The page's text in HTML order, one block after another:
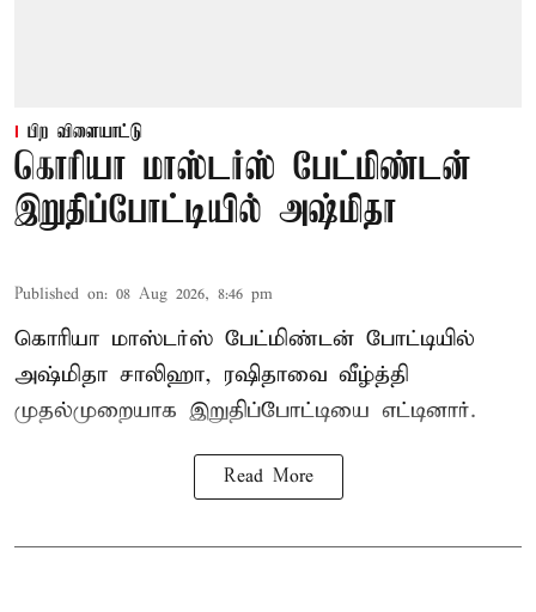
பிற விளையாட்டு
கொரியா மாஸ்டர்ஸ் பேட்மிண்டன்
இறுதிப்போட்டியில் அஷ்மிதா
Published on: 08 Aug 2026, 8:46 pm
கொரியா மாஸ்டர்ஸ் பேட்மிண்டன் போட்டியில்
அஷ்மிதா சாலிஹா, ரஷிதாவை வீழ்த்தி
முதல்முறையாக இறுதிப்போட்டியை எட்டினார்.
Read More